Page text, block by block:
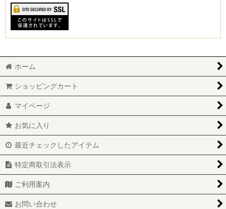
ホーム
ショッピングカート
マイページ
お気に入り
最近チェックしたアイテム
特定商取引法表示
ご利用案内
お問い合わせ